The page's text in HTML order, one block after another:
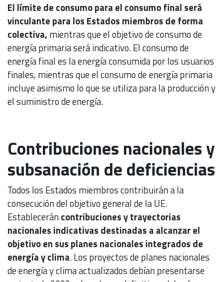
El límite de consumo para el consumo final será
vinculante para los Estados miembros de forma
colectiva, mientras que el objetivo de consumo de
energía primaria será indicativo. El consumo de
energía final es la energía consumida por los usuarios
finales, mientras que el consumo de energía primaria
incluye asimismo lo que se utiliza para la producción y
el suministro de energía.
Contribuciones nacionales y
subsanación de deficiencias
Todos los Estados miembros contribuirán a la
consecución del objetivo general de la UE.
Estableceráncontribuciones y trayectorias
nacionales indicativas destinadas a alcanzar el
objetivo en sus planes nacionales integrados de
energía y clima. Los proyectos de planes nacionales
de energía y clima actualizados debían presentarse